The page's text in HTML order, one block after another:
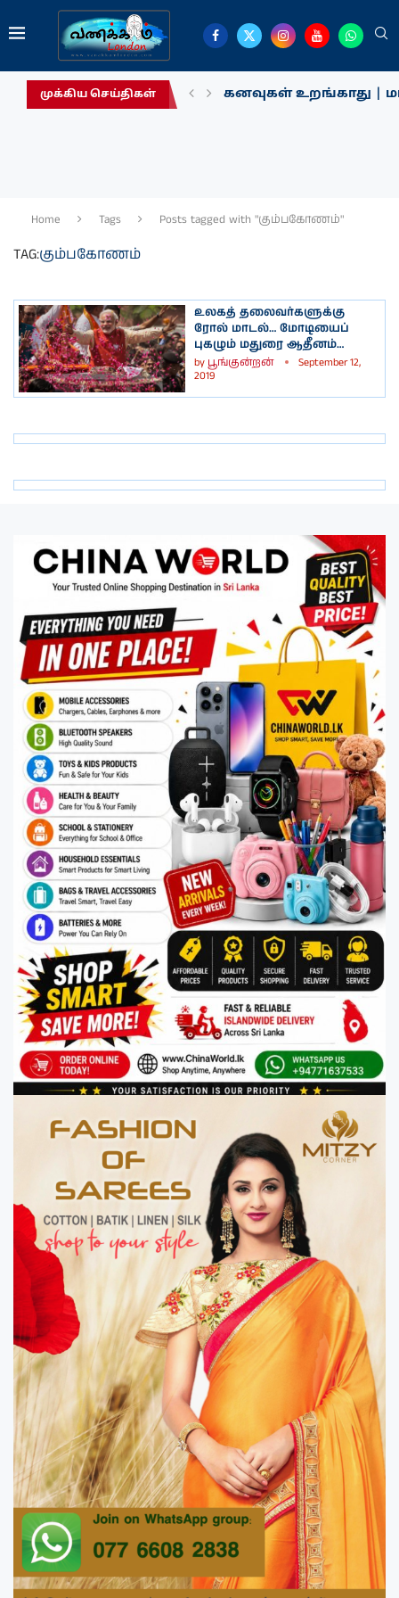
முக்கிய செய்திகள் கனவுகள் உறங்காது |
Home Tags Posts tagged with "கும்பகோணம்"
TAG:கும்பகோணம்
உலகத் தலைவர்களுக்கு
ரோல் மாடல்… மோடியைப்
புகழும் மதுரை ஆதீனம்…
by பூங்குன்றன்
September 12,
2019